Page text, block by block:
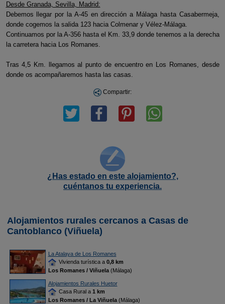
Desde Granada, Sevilla, Madrid:
Debemos llegar por la A-45 en dirección a Málaga hasta Casabermeja,
donde cogemos la salida 123 hacia Colmenar y Vélez-Málaga.
Continuamos por la A-356 hasta el Km. 33,9 donde tenemos a la derecha
la carretera hacia Los Romanes.
Tras 4,5 Km. llegamos al punto de encuentro en Los Romanes, desde
donde os acompañaremos hasta las casas.
Compartir:
¿Has estado en este alojamiento?,
cuéntanos tu experiencia.
Alojamientos rurales cercanos a Casas de
Cantoblanco (Viñuela)
La Atalaya de Los Romanes
Vivienda turística a 0,8 km
Los Romanes / Viñuela(Málaga)
Alojamientos Rurales Huetor
Casa Rural a 1 km
Los Romanes / La Viñuela(Málaga)